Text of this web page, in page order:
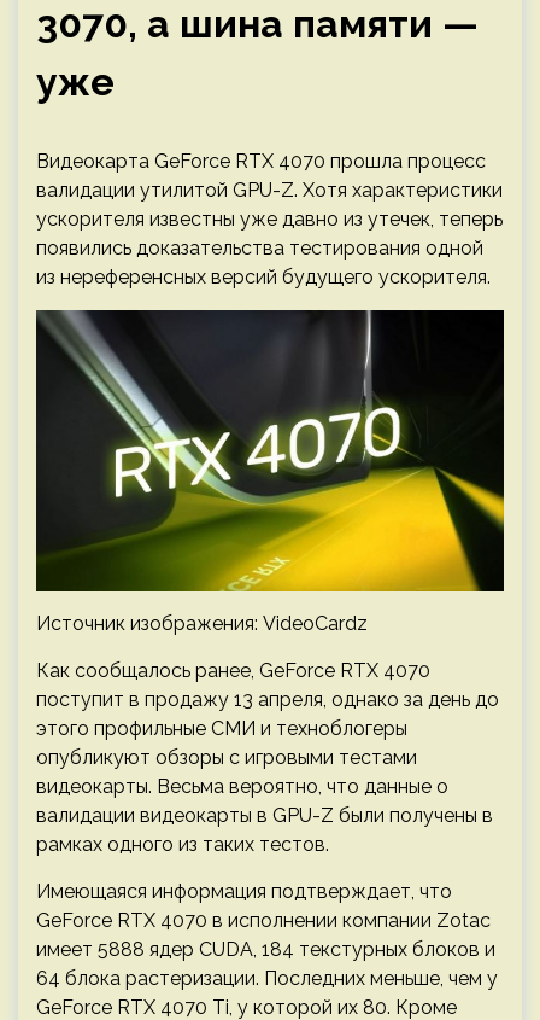
3070, а шина памяти —
уже
Видеокарта GeForce RTX 4070 прошла процесс
валидации утилитой GPU-Z. Хотя характеристики
ускорителя известны уже давно из утечек, теперь
появились доказательства тестирования одной
из нереференсных версий будущего ускорителя.
Источник изображения: VideoCardz
Как сообщалось ранее, GeForce RTX 4070
поступит в продажу 13 апреля, однако за день до
этого профильные СМИ и техноблогеры
опубликуют обзоры с игровыми тестами
видеокарты. Весьма вероятно, что данные о
валидации видеокарты в GPU-Z были получены в
рамках одного из таких тестов.
Имеющаяся информация подтверждает, что
GeForce RTX 4070 в исполнении компании Zotac
имеет 5888 ядер CUDA, 184 текстурных блоков и
64 блока растеризации. Последних меньше, чем у
GeForce RTX 4070 Ti, у которой их 80. Кроме